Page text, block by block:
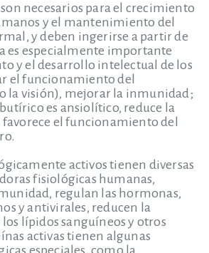
necesarios para el crecimiento
y el mantenimiento del
y deben ingerirse a partir de
es especialmente importante
y el desarrollo intelectual de los
el funcionamiento del
la visión), mejorar la inmunidad;
es ansiolítico, reduce la
el funcionamiento del
activos tienen diversas
fisiológicas humanas,
regulan las hormonas,
y antivirales, reducen la
lípidos sanguíneos y otros
activas tienen algunas
especiales, como la